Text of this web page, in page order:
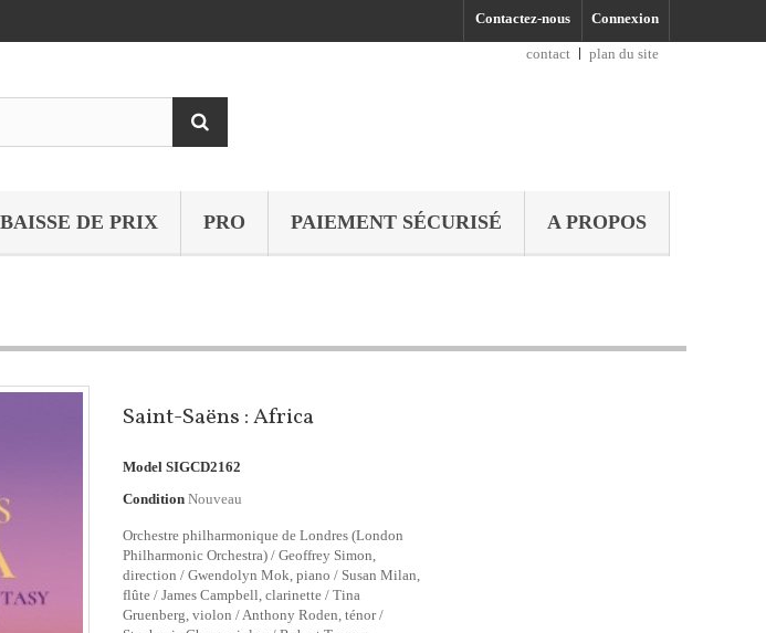
Connexion
Contactez-nous
contact
plan du site
BAISSE DE PRIX PRO PAIEMENT SÉCURISÉ A PROPOS
Saint-Saëns : Africa
Model SIGCD2162
Condition Nouveau
Orchestre philharmonique de Londres (London
Philharmonic Orchestra) / Geoffrey Simon,
direction / Gwendolyn Mok, piano / Susan Milan,
flûte / James Campbell, clarinette / Tina
Gruenberg, violon / Anthony Roden, ténor /